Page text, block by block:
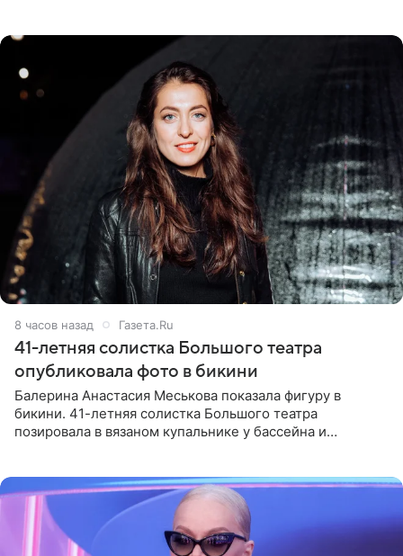
8 часов назад Газета.Ru
41-летняя солистка Большого театра
опубликовала фото в бикини
Балерина Анастасия Меськова показала фигуру в
бикини. 41-летняя солистка Большого театра
позировала в вязаном купальнике у бассейна и